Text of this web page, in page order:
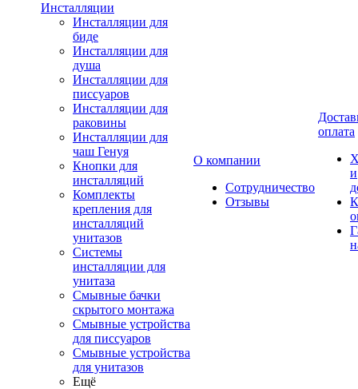
Инсталляции
Инсталляции для
биде
Инсталляции для
душа
Инсталляции для
писсуаров
Инсталляции для
раковины
Инсталляции для
чаш Генуя
Кнопки для
инсталляций
Комплекты
крепления для
инсталляций
унитазов
Системы
инсталляции для
унитаза
Смывные бачки
скрытого монтажа
Смывные устройства
для писсуаров
Смывные устройства
для унитазов
Ещё
О компании
Сотрудничество
Отзывы
оплата
и